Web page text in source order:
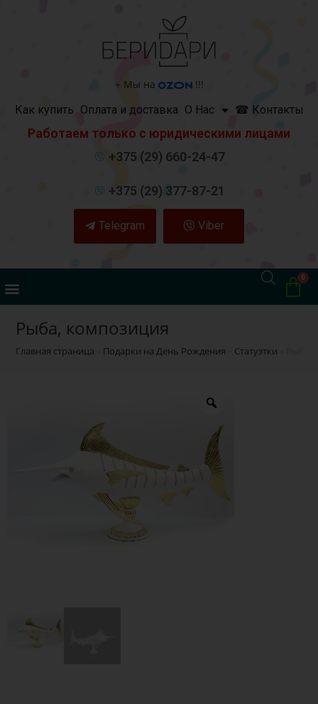
+ Мы на
!!!
Как купить Оплата и доставка О Нас ☎ Контакты
Работаем только с юридическими лицами
+375 (29) 660-24-47
+375 (29) 377-87-21
Telegram Viber
Рыба, композиция
Главная страница Подарки на День Рождения Статуэтки